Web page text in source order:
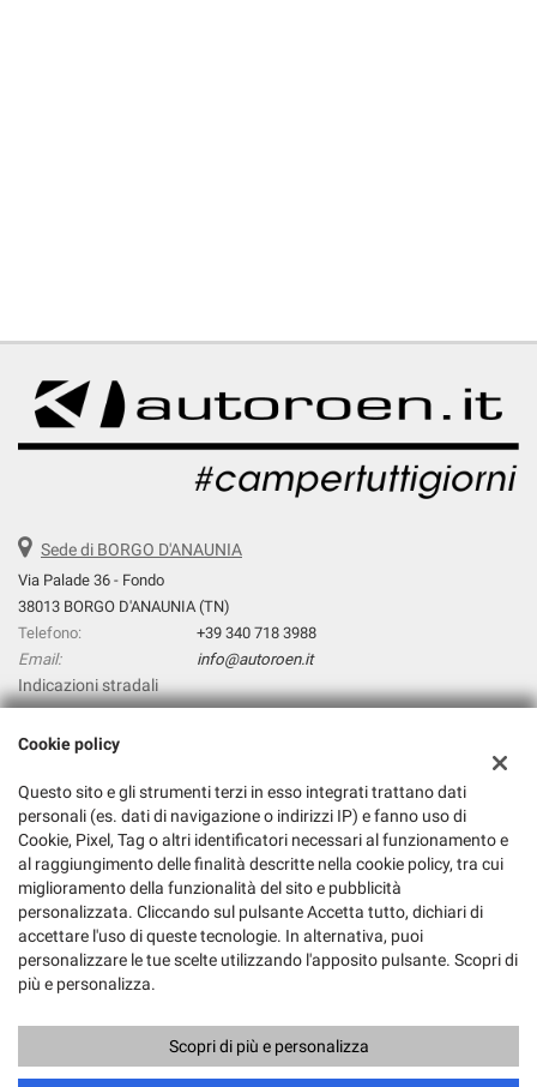
Sede di BORGO D'ANAUNIA
Via Palade 36 - Fondo
38013 BORGO D'ANAUNIA (TN)
Telefono:
+39 340 718 3988
Email:
info@autoroen.it
Indicazioni stradali
Autoroen.It Di Giuliano Pezzini
Via Palade 36, Fondo (TN)
C.F/P.IVA: 01845640224
Registro delle imprese:TN
Copyright © 2026 GestionaleAuto.com S.r.l., Tutti i diritti riservati -
Leggi l'informativa sulla privacy-Cookie Policy
Cookie policy
Questo sito e gli strumenti terzi in esso integrati trattano dati
personali (es. dati di navigazione o indirizzi IP) e fanno uso di
Cookie, Pixel, Tag o altri identificatori necessari al funzionamento e
al raggiungimento delle finalità descritte nella cookie policy, tra cui
miglioramento della funzionalità del sito e pubblicità
personalizzata. Cliccando sul pulsante Accetta tutto, dichiari di
accettare l'uso di queste tecnologie. In alternativa, puoi
personalizzare le tue scelte utilizzando l'apposito pulsante. Scopri di
più e personalizza.
Scopri di più e personalizza